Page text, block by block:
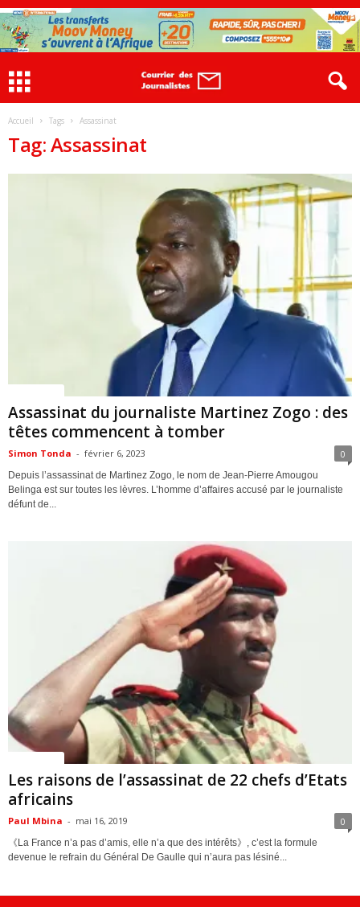
Accueil Tags Assassinat
Tag: Assassinat
Assassinat du journaliste Martinez Zogo : des
têtes commencent à tomber
Simon Tonda - février 6, 2023 0
Depuis l’assassinat de Martinez Zogo, le nom de Jean-Pierre Amougou
Belinga est sur toutes les lèvres. L’homme d’affaires accusé par le journaliste
défunt de...
Les raisons de l’assassinat de 22 chefs d’Etats
africains
Paul Mbina - mai 16, 2019 0
《La France n’a pas d’amis, elle n’a que des intérêts》, c’est la formule
devenue le refrain du Général De Gaulle qui n’aura pas lésiné...